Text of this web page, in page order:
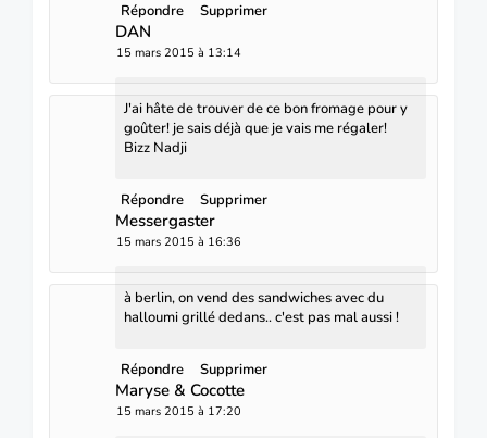
Répondre Supprimer
DAN
15 mars 2015 à 13:14
J'ai hâte de trouver de ce bon fromage pour y
goûter! je sais déjà que je vais me régaler!
Bizz Nadji
Répondre Supprimer
Messergaster
15 mars 2015 à 16:36
à berlin, on vend des sandwiches avec du
halloumi grillé dedans.. c'est pas mal aussi !
Répondre Supprimer
Maryse & Cocotte
15 mars 2015 à 17:20